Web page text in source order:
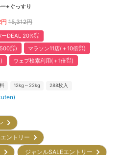
+ぐっすり
円 15,312円
ーDEAL 20%㌽
㌽)
マラソン11店(＋10倍㌽)
ウェブ検索利用(＋1倍㌽)
12kg～22kg 288枚入
エントリー
ジャンルSALEエントリー